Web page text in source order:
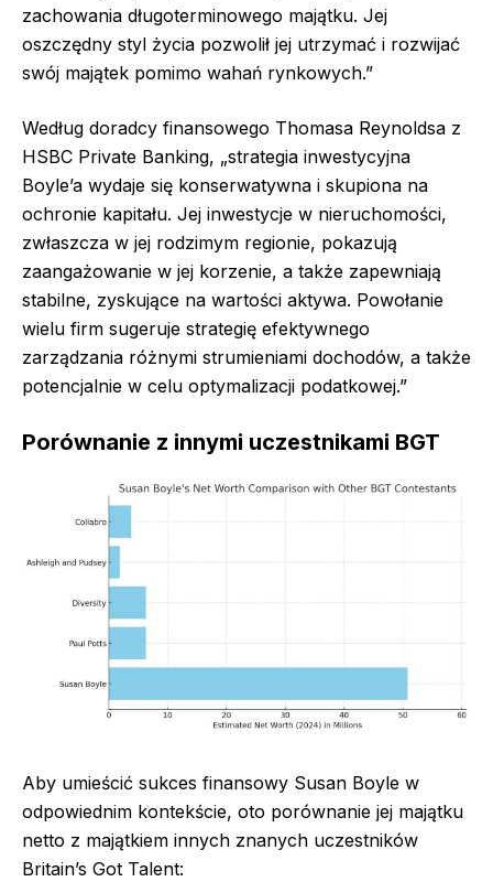
zachowania długoterminowego majątku. Jej
oszczędny styl życia pozwolił jej utrzymać i rozwijać
swój majątek pomimo wahań rynkowych.”
Według doradcy finansowego Thomasa Reynoldsa z
HSBC Private Banking, „strategia inwestycyjna
Boyle’a wydaje się konserwatywna i skupiona na
ochronie kapitału. Jej inwestycje w nieruchomości,
zwłaszcza w jej rodzimym regionie, pokazują
zaangażowanie w jej korzenie, a także zapewniają
stabilne, zyskujące na wartości aktywa. Powołanie
wielu firm sugeruje strategię efektywnego
zarządzania różnymi strumieniami dochodów, a także
potencjalnie w celu optymalizacji podatkowej.”
Porównanie z innymi uczestnikami BGT
Aby umieścić sukces finansowy Susan Boyle w
odpowiednim kontekście, oto porównanie jej majątku
netto z majątkiem innych znanych uczestników
Britain’s Got Talent: